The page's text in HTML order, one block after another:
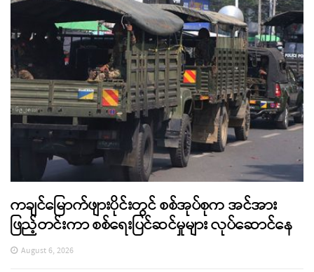
ကချင်မြောက်ဖျားပိုင်းတွင် စစ်အုပ်စုက အင်အား
ဖြည့်တင်းကာ စစ်ရေးပြင်ဆင်မှုများ လုပ်ဆောင်နေ
August 6, 2026